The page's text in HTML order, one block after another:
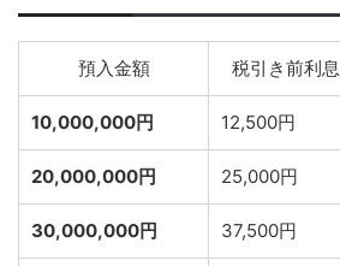
預入金額 税引き前利息
10,000,000円 12,500円
20,000,000円 25,000円
30,000,000円 37,500円